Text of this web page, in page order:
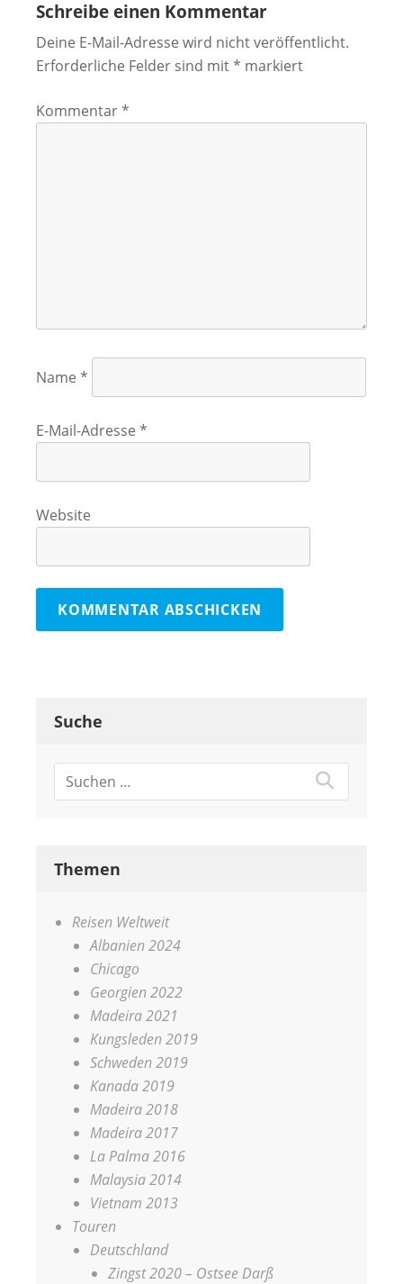
Schreibe einen Kommentar
Deine E-Mail-Adresse wird nicht veröffentlicht.
Erforderliche Felder sind mit* markiert
Kommentar*
Name *
E-Mail-Adresse *
Website
Suche
Themen
Reisen Weltweit
Albanien 2024
Chicago
Georgien 2022
Madeira 2021
Kungsleden 2019
Schweden 2019
Kanada 2019
Madeira 2018
Madeira 2017
La Palma 2016
Malaysia 2014
Vietnam 2013
Touren
Deutschland
Zingst 2020 – Ostsee Darß